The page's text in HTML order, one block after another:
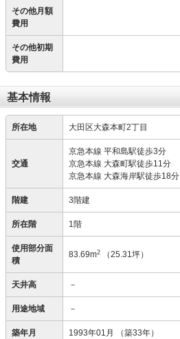
その他月額
費用
その他初期
費用
基本情報
所在地 大田区大森本町2丁目
交通
京急本線 平和島駅徒歩3分
京急本線 大森町駅徒歩11分
京急本線 大森海岸駅徒歩18分
階建 3階建
所在階 1階
使用部分面
積
83.69m2 （25.31坪）
天井高 －
用途地域 －
築年月 1993年01月 （築33年）